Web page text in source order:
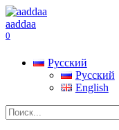
Перейти
к
содержанию
aaddaa
0
Русский
Русский
English
Search
for: